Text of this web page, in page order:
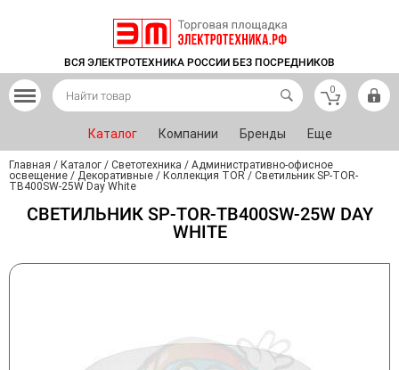
ВСЯ ЭЛЕКТРОТЕХНИКА РОССИИ БЕЗ ПОСРЕДНИКОВ
0
Каталог Компании Бренды Еще
Главная / Каталог / Светотехника / Административно-офисное
освещение / Декоративные / Коллекция TOR / Светильник SP-TOR-
TB400SW-25W Day White
СВЕТИЛЬНИК SP-TOR-TB400SW-25W DAY
WHITE